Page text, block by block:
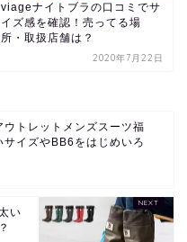
viageナイトブラの口コミでサ
イズ感を確認！売ってる場
所・取扱店舗は？
2020年7月22日
ウトレットメンズスーツ福
サイズやBB6をはじめいろ
い